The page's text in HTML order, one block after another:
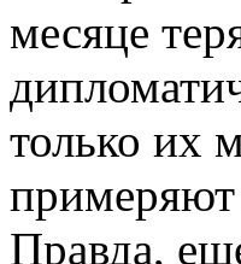
месяце
только их
примеряют
Правда,